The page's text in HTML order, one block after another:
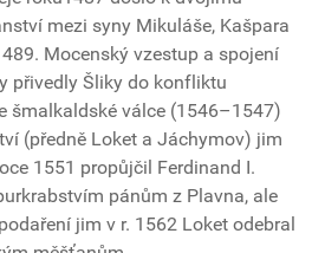
mezi syny Mikuláše, Kašpara
Mocenský vzestup a spojení
přivedly Šliky do konfliktu
šmalkaldské válce (1546–1547)
(předně Loket a Jáchymov) jim
1551 propůjčil Ferdinand I.
pánům z Plavna, ale
jim v r. 1562 Loket odebral